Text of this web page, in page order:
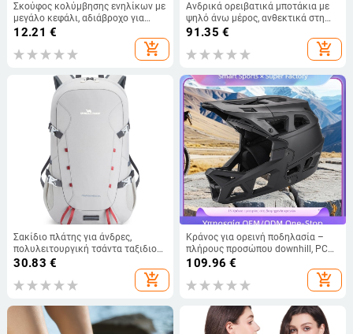
Σκούφος κολύμβησης ενηλίκων με
μεγάλο κεφάλι, αδιάβροχο για
γυναίκες, με μακριά μαλλιά, ειδικά
σχεδιασμένο για άνετα αυτιά, με
προστασία από σιλικόνη
12.21 €
add_shopping_cart
Ανδρικά ορειβατικά μποτάκια με
ψηλό άνω μέρος, ανθεκτικά στη
φθορά, με κορδόνια εμπρός, σόλα
από καουτσούκ, άνω μέρος από
Oxford ύφασμα + βελούδινο δέρμα
91.35 €
add_shopping_cart
Σακίδιο πλάτης για άνδρες,
πολυλειτουργική τσάντα ταξιδιού
μεγάλης χωρητικότητας,
αδιάβροχη γυναικεία τσάντα
ορειβασίας για υπαίθριες
πλάτης, ελαφριά, πτυσσόμενη
τσάντα
30.83 €
add_shopping_cart
Κράνος για ορεινή ποδηλασία –
πλήρους προσώπου downhill, PC
κέλυφος + EPS εσωτερική
επένδυση, unisex ενήλικες, Zhilian,
προσαρμοστικό σχέδιο και
109.96 €
add_shopping_cart